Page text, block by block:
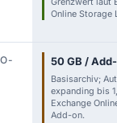
Online Storage
50 GB /
Basisarchiv;
expanding bis
Exchange
Add-on.